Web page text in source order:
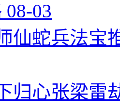
08-03
仙蛇兵法宝
归心张梁雷